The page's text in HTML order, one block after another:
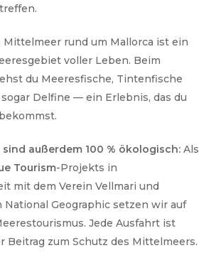
Mittelmeer rund um Mallorca ist ein
voller Leben. Beim
du Meeresfische, Tintenfische
Delfine — ein Erlebnis, das du
sind außerdem 100 % ökologisch:Als
Tourism-Projekts in
mit dem Verein Vellmari und
National Geographic setzen wir auf
Jede Ausfahrt ist
Beitrag zum Schutz des Mittelmeers.